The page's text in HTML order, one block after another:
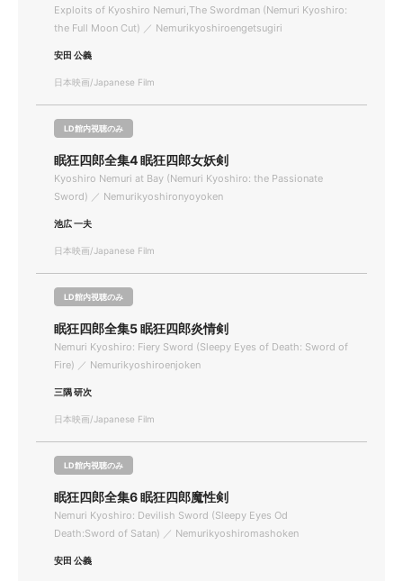
Exploits of Kyoshiro Nemuri,The Swordman (Nemuri Kyoshiro:
the Full Moon Cut) ／ Nemurikyoshiroengetsugiri
安田 公義
日本映画/Japanese Film
LD館内視聴のみ
眠狂四郎全集4 眠狂四郎女妖剣
Kyoshiro Nemuri at Bay (Nemuri Kyoshiro: the Passionate
Sword) ／ Nemurikyoshironyoyoken
池広 一夫
日本映画/Japanese Film
LD館内視聴のみ
眠狂四郎全集5 眠狂四郎炎情剣
Nemuri Kyoshiro: Fiery Sword (Sleepy Eyes of Death: Sword of
Fire) ／ Nemurikyoshiroenjoken
三隅 研次
日本映画/Japanese Film
LD館内視聴のみ
眠狂四郎全集6 眠狂四郎魔性剣
Nemuri Kyoshiro: Devilish Sword (Sleepy Eyes Od
Death:Sword of Satan) ／ Nemurikyoshiromashoken
安田 公義